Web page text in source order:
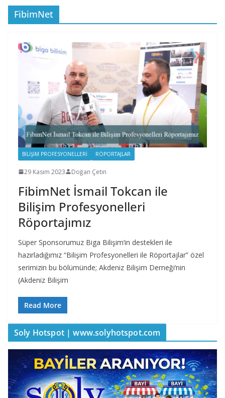
FibimNet
BILIŞIM PROFESYONELLERI RÖPORTAJLAR
29 Kasım 2023 Doğan Çetin
FibimNet İsmail Tokcan ile
Bilişim Profesyonelleri
Röportajımız
Süper Sponsorumuz Biga Bilişim‘in destekleri ile
hazırladığımız “Bilişim Profesyonelleri ile Röportajlar” özel
serimizin bu bölümünde; Akdeniz Bilişim Derneği‘nin
(Akdeniz Bilişim
Read More
Soly Hotspot | www.solyhotspot.com